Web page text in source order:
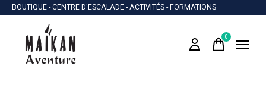
BOUTIQUE - CENTRE D'ESCALADE - ACTIVITÉS - FORMATIONS
0items